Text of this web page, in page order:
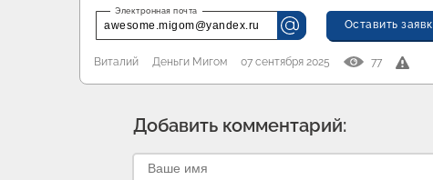
awesome.migom@yandex.ru Оставить
Виталий Деньги Мигом 07 сентября 2025 77
Добавить комментарий: